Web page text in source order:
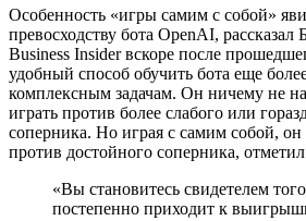
Особенность «игры самим с собой»
превосходству бота OpenAI,
Business Insider вскоре после
удобный способ обучить бота еще
комплексным задачам. Он ничему не
играть против более слабого или
соперника. Но играя с самим собой, он
против достойного соперника,
«Вы становитесь свидетелем
постепенно приходит к